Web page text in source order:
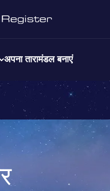
अपना तारामंडल बनाएं